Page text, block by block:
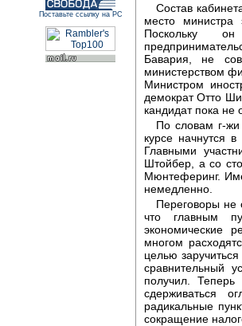
Поставьте ссылку на РС
Состав
место
Поскольку
Бавария, не
министерством
Министром
демократ Отто
кандидат пока не
По словам г-
курсе начнутся
Главными
Штойбер, а со
Мюнтеферинг.
немедленно.
Переговоры не
что главным
экономические
многом
целью
сравнительный
получил.
сдерживаться
радикальные
сокращение